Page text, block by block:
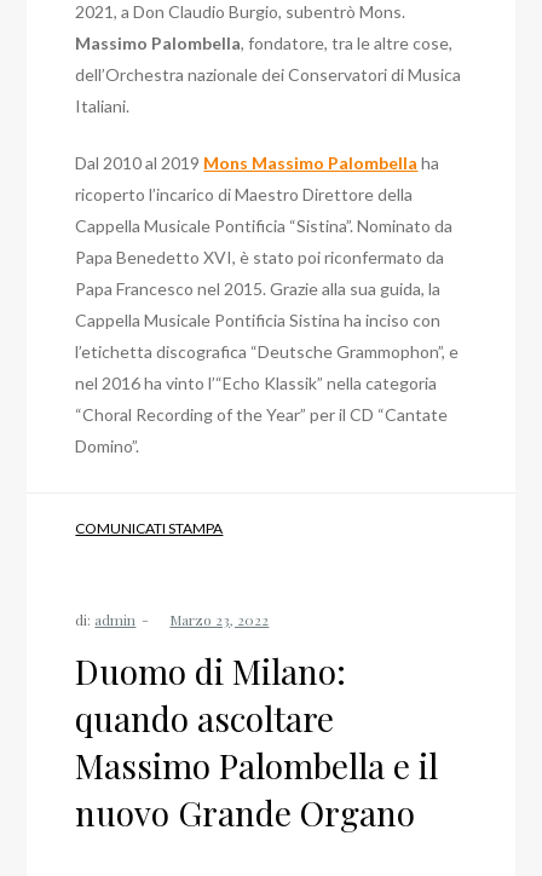
2021, a Don Claudio Burgio, subentrò Mons.
Massimo Palombella, fondatore, tra le altre cose,
dell’Orchestra nazionale dei Conservatori di Musica
Italiani.
Dal 2010 al 2019 Mons Massimo Palombella ha
ricoperto l’incarico di Maestro Direttore della
Cappella Musicale Pontificia “Sistina”. Nominato da
Papa Benedetto XVI, è stato poi riconfermato da
Papa Francesco nel 2015. Grazie alla sua guida, la
Cappella Musicale Pontificia Sistina ha inciso con
l’etichetta discografica “Deutsche Grammophon”, e
nel 2016 ha vinto l’“Echo Klassik” nella categoria
“Choral Recording of the Year” per il CD “Cantate
Domino”.
COMUNICATI STAMPA
di: admin
Duomo di Milano:
quando ascoltare
Massimo Palombella e il
nuovo Grande Organo